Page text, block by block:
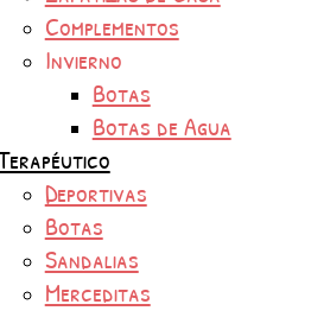
Complementos
Invierno
Botas
Botas de Agua
Deportivas
Botas
Sandalias
Merceditas